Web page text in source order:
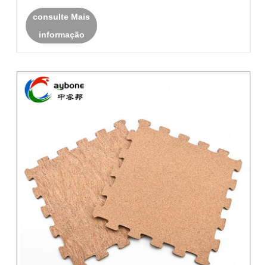
espaço doméstico único.
consulte Mais
informação